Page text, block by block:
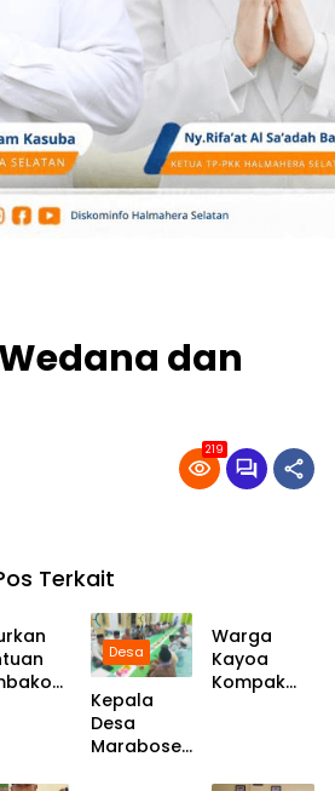
dan
219
Terkait
Desa
Kepala
Desa
Marabose
Warga
Kayoa
Kompak
Desa